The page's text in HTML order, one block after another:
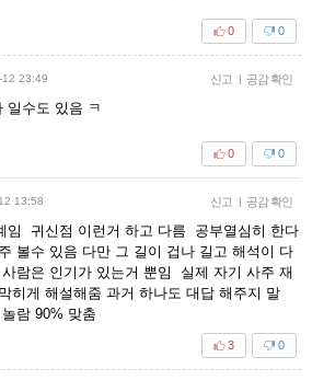
0
0
12 23:49 신고 | 공감 확인
일수도 있음 ㅋ
0
0
13:58 신고 | 공감 확인
임 귀신점 이런거 하고 다름 공부열심히 한다
볼수 있음 다만 그 길이 겁나 길고 해석이 다
람은 인기가 있는거 뿐임 실제 자기 사주 재
히게 해설해줌 과거 하나도 대답 해주지 말
람 90% 맞춤
0
3